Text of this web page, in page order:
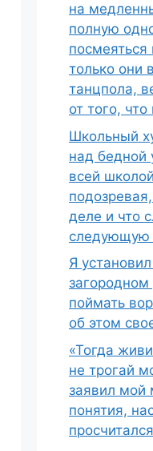
на
полную
посмеяться
только они
танцпола,
от того,
Школьный
над бедной
всей
деле и что
следующую
Я
поймать
об этом
«Тогда
не трогай
заявил
понятия,